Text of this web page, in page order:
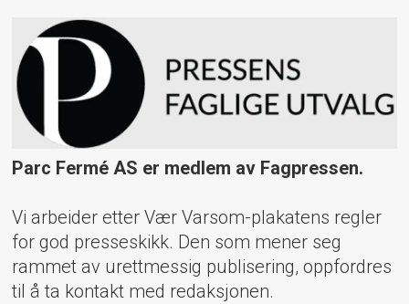
Parc Fermé AS er medlem av Fagpressen.
Vi arbeider etter Vær Varsom-plakatens regler
for god presseskikk. Den som mener seg
rammet av urettmessig publisering, oppfordres
til å ta kontakt med redaksjonen.